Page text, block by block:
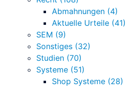
Abmahnungen (4)
Aktuelle Urteile (41)
SEM (9)
Sonstiges (32)
Studien (70)
Systeme (51)
Shop Systeme (28)